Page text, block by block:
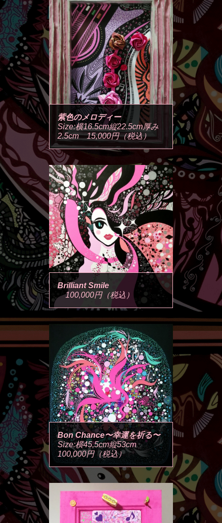
紫色のメロディー
Size:横16.5cm縦22.5cm厚み
2.5cm 15,000円（税込）
Brilliant Smile
100,000円（税込）
Bon Chance〜幸運を祈る〜
Size:横45,5cm縦53cm
100,000円（税込）